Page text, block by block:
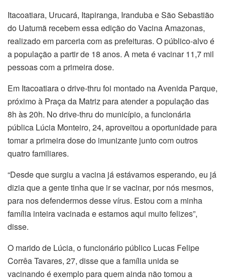
Itacoatiara, Urucará, Itapiranga, Iranduba e São Sebastião
do Uatumã recebem essa edição do Vacina Amazonas,
realizado em parceria com as prefeituras. O público-alvo é
a população a partir de 18 anos. A meta é vacinar 11,7 mil
pessoas com a primeira dose.
Em Itacoatiara o drive-thru foi montado na Avenida Parque,
próximo à Praça da Matriz para atender a população das
8h às 20h. No drive-thru do município, a funcionária
pública Lúcia Monteiro, 24, aproveitou a oportunidade para
tomar a primeira dose do imunizante junto com outros
quatro familiares.
“Desde que surgiu a vacina já estávamos esperando, eu já
dizia que a gente tinha que ir se vacinar, por nós mesmos,
para nos defendermos desse vírus. Estou com a minha
família inteira vacinada e estamos aqui muito felizes”,
disse.
O marido de Lúcia, o funcionário público Lucas Felipe
Corrêa Tavares, 27, disse que a família unida se
vacinando é exemplo para quem ainda não tomou a